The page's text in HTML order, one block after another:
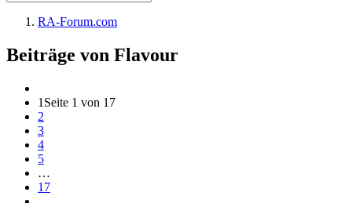
RA-Forum.com
Beiträge von Flavour
1 Seite 1 von 17
2
3
4
5
…
17